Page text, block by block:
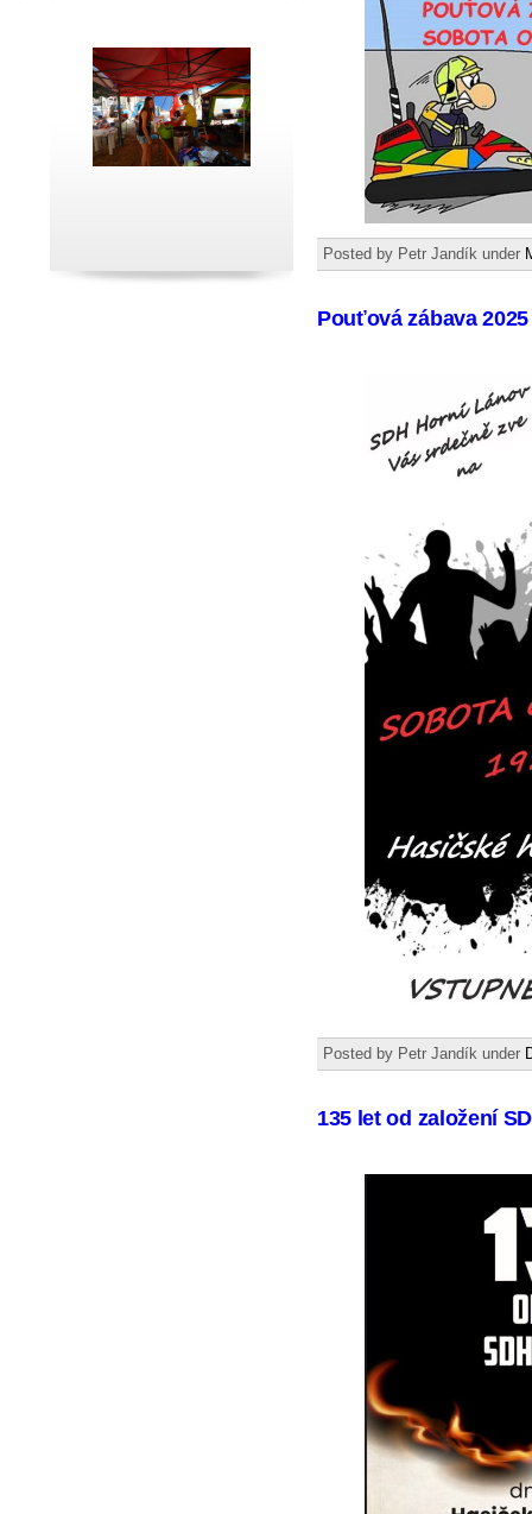
Posted by Petr Jandík under
Pouťová zábava 2025
Posted by Petr Jandík under
135 let od založení